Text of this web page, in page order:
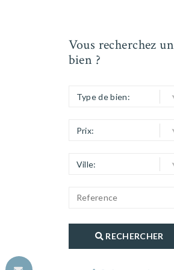
Vous recherchez un
bien ?
Type de bien:
Prix:
Ville:
RECHERCHER